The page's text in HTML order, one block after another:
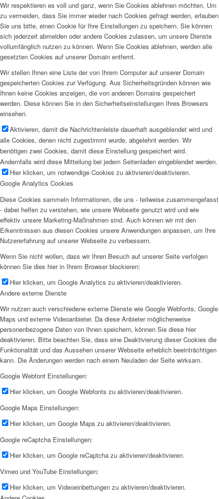
Wir respektieren es voll und ganz, wenn Sie Cookies ablehnen möchten. Um
zu vermeiden, dass Sie immer wieder nach Cookies gefragt werden, erlauben
Sie uns bitte, einen Cookie für Ihre Einstellungen zu speichern. Sie können
sich jederzeit abmelden oder andere Cookies zulassen, um unsere Dienste
vollumfänglich nutzen zu können. Wenn Sie Cookies ablehnen, werden alle
gesetzten Cookies auf unserer Domain entfernt.
Wir stellen Ihnen eine Liste der von Ihrem Computer auf unserer Domain
gespeicherten Cookies zur Verfügung. Aus Sicherheitsgründen können wie
Ihnen keine Cookies anzeigen, die von anderen Domains gespeichert
werden. Diese können Sie in den Sicherheitseinstellungen Ihres Browsers
einsehen.
Aktivieren, damit die Nachrichtenleiste dauerhaft ausgeblendet wird und
alle Cookies, denen nicht zugestimmt wurde, abgelehnt werden. Wir
benötigen zwei Cookies, damit diese Einstellung gespeichert wird.
Andernfalls wird diese Mitteilung bei jedem Seitenladen eingeblendet werden.
Hier klicken, um notwendige Cookies zu aktivieren/deaktivieren.
Google Analytics Cookies
Diese Cookies sammeln Informationen, die uns - teilweise zusammengefasst
- dabei helfen zu verstehen, wie unsere Webseite genutzt wird und wie
effektiv unsere Marketing-Maßnahmen sind. Auch können wir mit den
Erkenntnissen aus diesen Cookies unsere Anwendungen anpassen, um Ihre
Nutzererfahrung auf unserer Webseite zu verbessern.
Wenn Sie nicht wollen, dass wir Ihren Besuch auf unserer Seite verfolgen
können Sie dies hier in Ihrem Browser blockieren:
Hier klicken, um Google Analytics zu aktivieren/deaktivieren.
Andere externe Dienste
Wir nutzen auch verschiedene externe Dienste wie Google Webfonts, Google
Maps und externe Videoanbieter. Da diese Anbieter möglicherweise
personenbezogene Daten von Ihnen speichern, können Sie diese hier
deaktivieren. Bitte beachten Sie, dass eine Deaktivierung dieser Cookies die
Funktionalität und das Aussehen unserer Webseite erheblich beeinträchtigen
kann. Die Änderungen werden nach einem Neuladen der Seite wirksam.
Google Webfont Einstellungen:
Hier klicken, um Google Webfonts zu aktivieren/deaktivieren.
Google Maps Einstellungen:
Hier klicken, um Google Maps zu aktivieren/deaktivieren.
Google reCaptcha Einstellungen:
Hier klicken, um Google reCaptcha zu aktivieren/deaktivieren.
Vimeo und YouTube Einstellungen:
Hier klicken, um Videoeinbettungen zu aktivieren/deaktivieren.